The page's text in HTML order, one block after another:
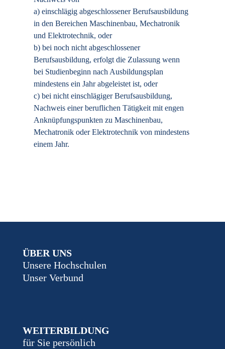
a) einschlägig abgeschlossener Berufsausbildung
in den Bereichen Maschinenbau, Mechatronik
und Elektrotechnik, oder
b) bei noch nicht abgeschlossener
Berufsausbildung, erfolgt die Zulassung wenn
bei Studienbeginn nach Ausbildungsplan
mindestens ein Jahr abgeleistet ist, oder
c) bei nicht einschlägiger Berufsausbildung,
Nachweis einer beruflichen Tätigkeit mit engen
Anknüpfungspunkten zu Maschinenbau,
Mechatronik oder Elektrotechnik von mindestens
einem Jahr.
ÜBER UNS
Unsere Hochschulen
Unser Verbund
WEITERBILDUNG
für Sie persönlich